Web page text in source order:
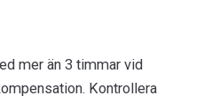
mer än 3 timmar vid
Kontrollera